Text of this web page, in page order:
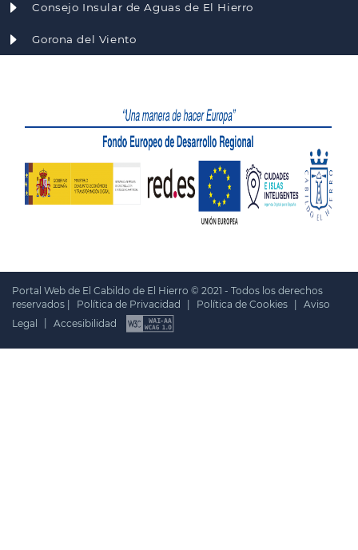
Consejo Insular de Aguas de El Hierro
Gorona del Viento
Portal Web de El Cabildo de El Hierro © 2021 - Todos los derechos
reservados |
Política de Privacidad Política de Cookies
Aviso
Legal
Accesibilidad